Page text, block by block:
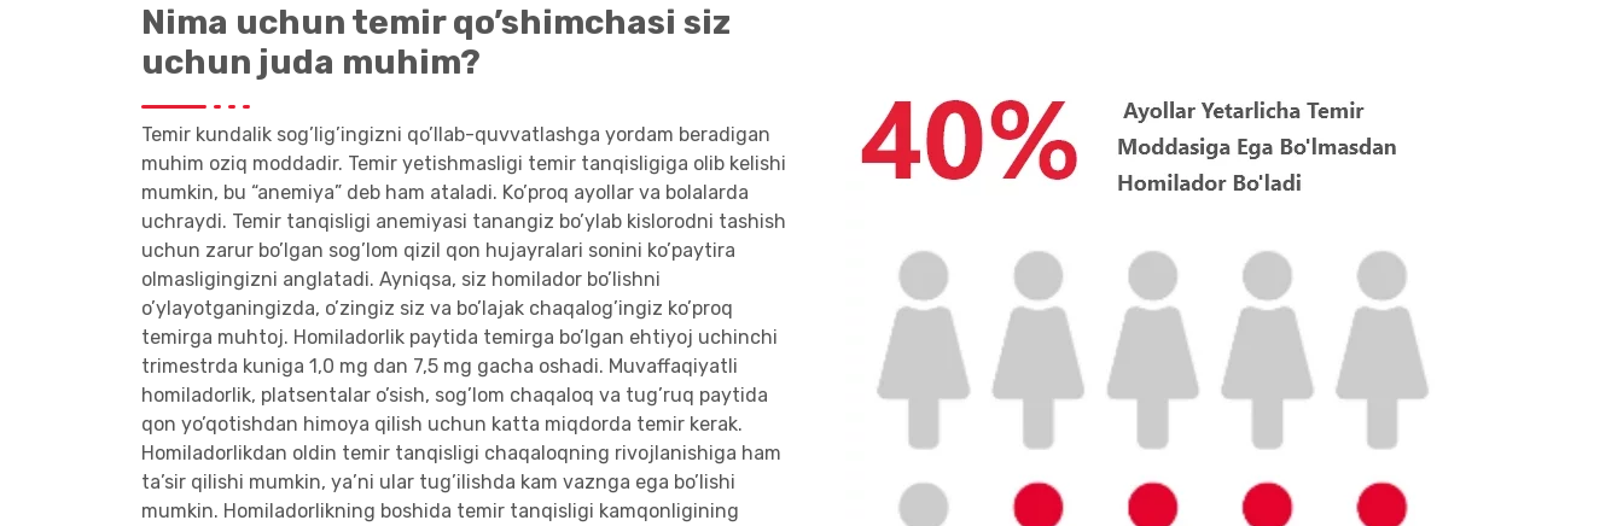
Nima uchun temir qo’shimchasi siz
uchun juda muhim?
Temir kundalik sog’lig’ingizni qo’llab-quvvatlashga yordam beradigan
muhim oziq moddadir. Temir yetishmasligi temir tanqisligiga olib kelishi
mumkin, bu “anemiya” deb ham ataladi. Ko’proq ayollar va bolalarda
uchraydi. Temir tanqisligi anemiyasi tanangiz bo’ylab kislorodni tashish
uchun zarur bo’lgan sog’lom qizil qon hujayralari sonini ko’paytira
olmasligingizni anglatadi. Ayniqsa, siz homilador bo’lishni
o’ylayotganingizda, o’zingiz siz va bo’lajak chaqalog’ingiz ko’proq
temirga muhtoj. Homiladorlik paytida temirga bo’lgan ehtiyoj uchinchi
trimestrda kuniga 1,0 mg dan 7,5 mg gacha oshadi. Muvaffaqiyatli
homiladorlik, platsentalar o’sish, sog’lom chaqaloq va tug’ruq paytida
qon yo’qotishdan himoya qilish uchun katta miqdorda temir kerak.
Homiladorlikdan oldin temir tanqisligi chaqaloqning rivojlanishiga ham
ta’sir qilishi mumkin, ya’ni ular tug’ilishda kam vaznga ega bo’lishi
mumkin. Homiladorlikning boshida temir tanqisligi kamqonligining